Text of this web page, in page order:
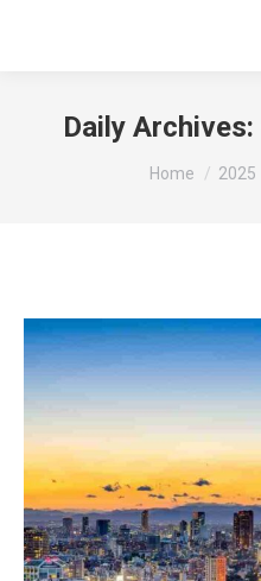
Daily Archives:
You are here:
Home 2025